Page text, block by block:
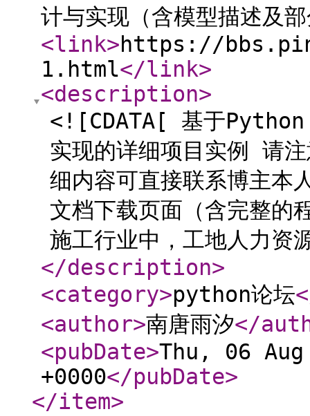
计与实现（含模型描述及
<link>https://
1.html</link>
<description>
<![CDATA[ 基于Python
实现的详细项目实例 请
细内容可直接联系博主本
文档下载页面（含完整的
施工行业中，工地人力
</description>
<category>python论坛
<author>南唐雨汐</
<pubDate>Thu, 06
+0000</pubDate>
</item>